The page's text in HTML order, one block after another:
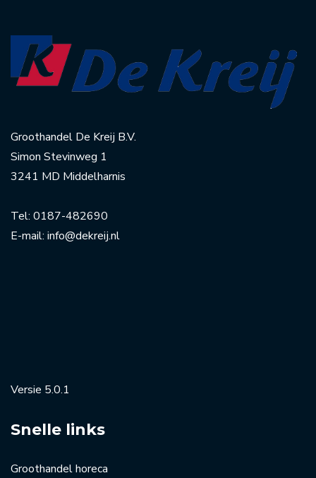
Groothandel De Kreij B.V.
Simon Stevinweg 1
3241 MD Middelharnis
Tel: 0187-482690
E-mail: info@dekreij.nl
Versie 5.0.1
Snelle links
Groothandel horeca